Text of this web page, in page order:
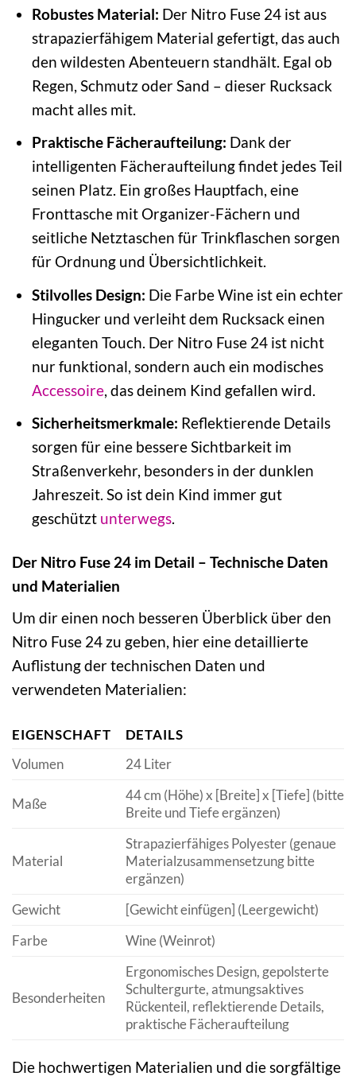
Robustes Material: Der Nitro Fuse 24 ist aus
strapazierfähigem Material gefertigt, das auch
den wildesten Abenteuern standhält. Egal ob
Regen, Schmutz oder Sand – dieser Rucksack
macht alles mit.
Praktische Fächeraufteilung: Dank der
intelligenten Fächeraufteilung findet jedes Teil
seinen Platz. Ein großes Hauptfach, eine
Fronttasche mit Organizer-Fächern und
seitliche Netztaschen für Trinkflaschen sorgen
für Ordnung und Übersichtlichkeit.
Stilvolles Design: Die Farbe Wine ist ein echter
Hingucker und verleiht dem Rucksack einen
eleganten Touch. Der Nitro Fuse 24 ist nicht
nur funktional, sondern auch ein modisches
Accessoire, das deinem Kind gefallen wird.
Sicherheitsmerkmale: Reflektierende Details
sorgen für eine bessere Sichtbarkeit im
Straßenverkehr, besonders in der dunklen
Jahreszeit. So ist dein Kind immer gut
geschützt unterwegs.
Der Nitro Fuse 24 im Detail – Technische Daten
und Materialien
Um dir einen noch besseren Überblick über den
Nitro Fuse 24 zu geben, hier eine detaillierte
Auflistung der technischen Daten und
verwendeten Materialien:
EIGENSCHAFT
DETAILS
Volumen
24 Liter
Maße
44 cm (Höhe) x [Breite] x [Tiefe] (bitte
Breite und Tiefe ergänzen)
Material
Strapazierfähiges Polyester (genaue
Materialzusammensetzung bitte
ergänzen)
Gewicht
[Gewicht einfügen] (Leergewicht)
Farbe
Wine (Weinrot)
Besonderheiten
Ergonomisches Design, gepolsterte
Schultergurte, atmungsaktives
Rückenteil, reflektierende Details,
praktische Fächeraufteilung
Die hochwertigen Materialien und die sorgfältige